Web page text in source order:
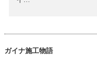
ガイナ施工物語